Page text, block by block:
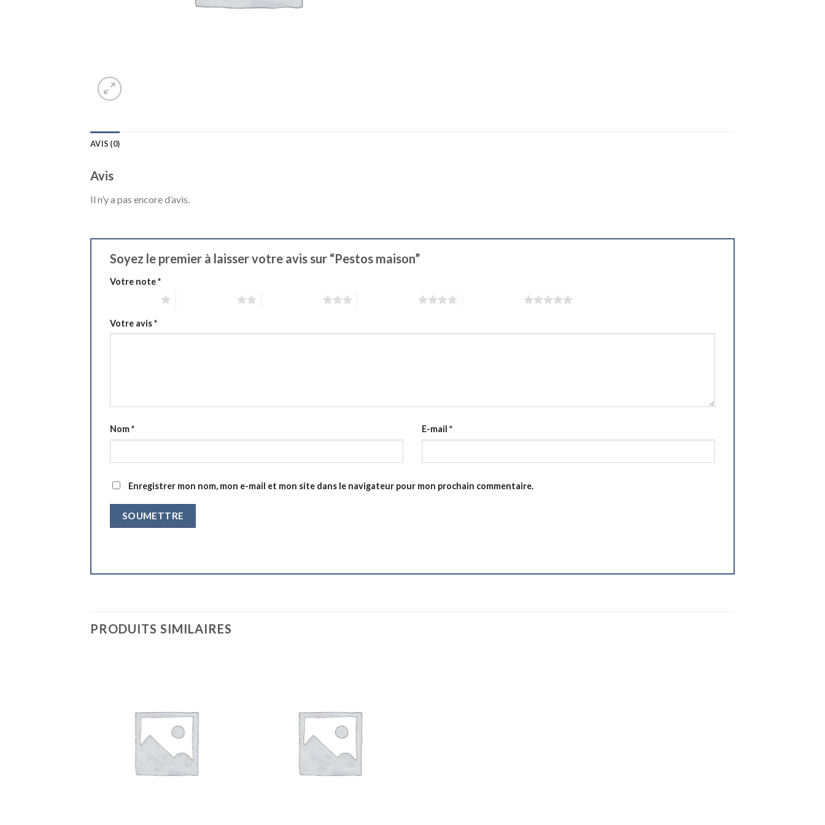
AVIS (0)
Avis
Il n’y a pas encore d’avis.
Soyez le premier à laisser votre avis sur “Pestos maison”
Votre note*
Votre avis*
Nom* E-mail *
Enregistrer mon nom, mon e-mail et mon site dans le navigateur pour mon prochain commentaire.
PRODUITS SIMILAIRES